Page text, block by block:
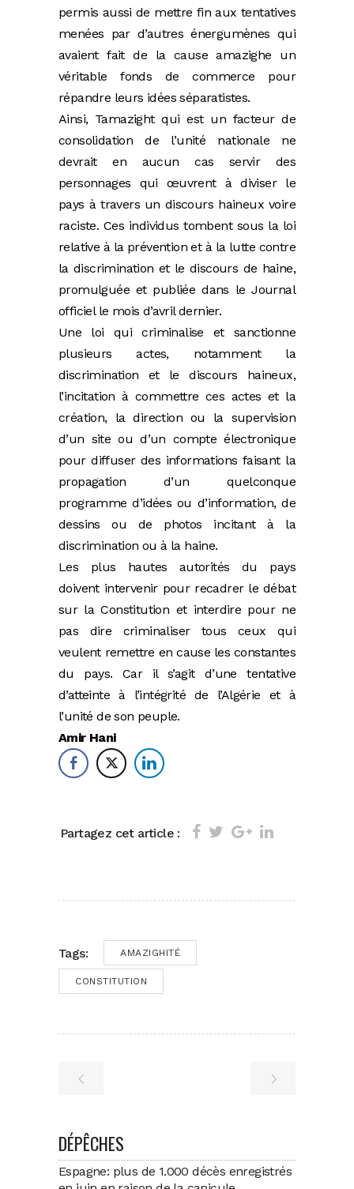
permis aussi de mettre fin aux tentatives
menées par d’autres énergumènes qui
avaient fait de la cause amazighe un
véritable fonds de commerce pour
répandre leurs idées séparatistes.
Ainsi, Tamazight qui est un facteur de
consolidation de l’unité nationale ne
devrait en aucun cas servir des
personnages qui œuvrent à diviser le
pays à travers un discours haineux voire
raciste. Ces individus tombent sous la loi
relative à la prévention et à la lutte contre
la discrimination et le discours de haine,
promulguée et publiée dans le Journal
officiel le mois d’avril dernier.
Une loi qui criminalise et sanctionne
plusieurs actes, notamment la
discrimination et le discours haineux,
l’incitation à commettre ces actes et la
création, la direction ou la supervision
d’un site ou d’un compte électronique
pour diffuser des informations faisant la
propagation d’un quelconque
programme d’idées ou d’information, de
dessins ou de photos incitant à la
discrimination ou à la haine.
Les plus hautes autorités du pays
doivent intervenir pour recadrer le débat
sur la Constitution et interdire pour ne
pas dire criminaliser tous ceux qui
veulent remettre en cause les constantes
du pays. Car il s’agit d’une tentative
d’atteinte à l’intégrité de l’Algérie et à
l’unité de son peuple.
Amir Hani
Partagez cet article :
Tags: AMAZIGHITÉ
CONSTITUTION
DÉPÊCHES
Espagne: plus de 1.000 décès enregistrés